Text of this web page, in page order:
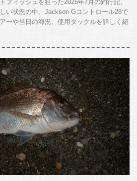
フィッシュを狙った2026年7月の釣行記。
い状況の中、Jackson Gコントロール28で
ーや当日の海況、使用タックルを詳しく紹